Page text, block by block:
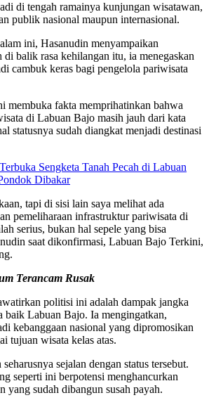
di tengah ramainya kunjungan wisatawan,
publik nasional maupun internasional.
ini, Hasanudin menyampaikan
balik rasa kehilangan itu, ia menegaskan
cambuk keras bagi pengelola pariwisata
membuka fakta memprihatinkan bahwa
di Labuan Bajo masih jauh dari kata
statusnya sudah diangkat menjadi destinasi
Sengketa Tanah Pecah di Labuan
Dibakar
tapi di sisi lain saya melihat ada
pemeliharaan infrastruktur pariwisata di
serius, bukan hal sepele yang bisa
saat dikonfirmasi, Labuan Bajo Terkini,
Terancam Rusak
politisi ini adalah dampak jangka
baik Labuan Bajo. Ia mengingatkan,
kebanggaan nasional yang dipromosikan
tujuan wisata kelas atas.
sejalan dengan status tersebut.
seperti ini berpotensi menghancurkan
yang sudah dibangun susah payah.